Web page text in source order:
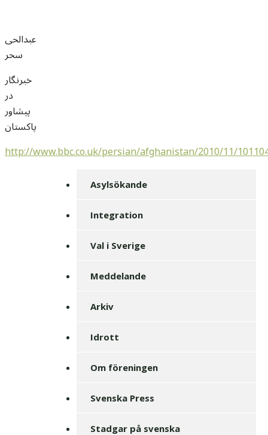
عبدالحی
سحر
خبرنگار
در
پیشاور
پاکستان
http://www.bbc.co.uk/persian/afghanistan/2010/11/
Asylsökande
Integration
Val i Sverige
Meddelande
Arkiv
Idrott
Om föreningen
Svenska Press
Stadgar på svenska